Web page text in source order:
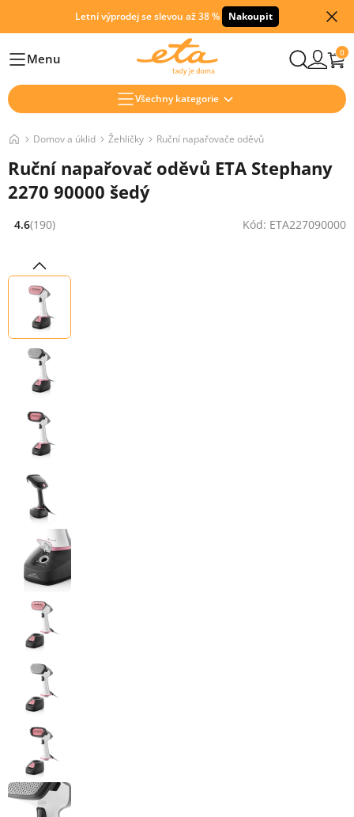
Letní výprodej se slevou až 38 % Nakoupit
HlavníMenu 0
Všechny kategorie
Domov a úklid Žehličky Ruční napařovače oděvů
Ruční napařovač oděvů ETA Stephany
2270 90000 šedý
Hodnocení: 4.6 z 5 (190 recenzí)
4.6(190) Kód: ETA227090000